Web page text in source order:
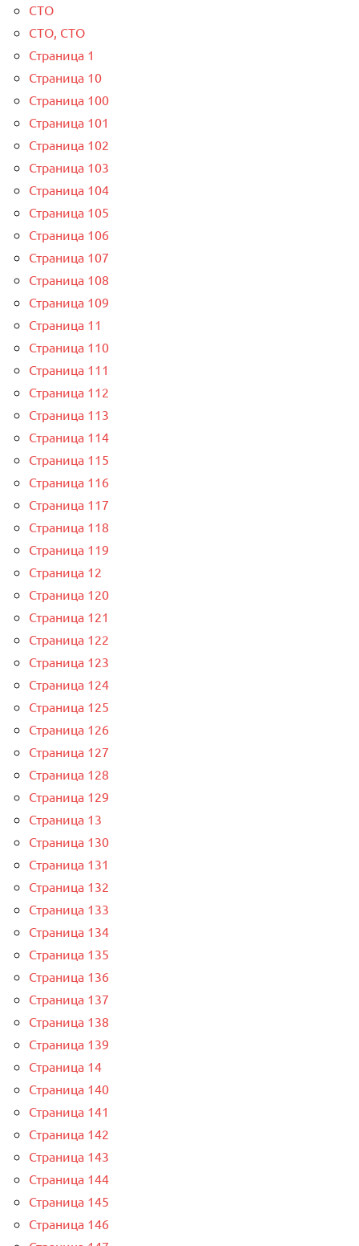
СТО
СТО, СТО
Страница 1
Страница 10
Страница 100
Страница 101
Страница 102
Страница 103
Страница 104
Страница 105
Страница 106
Страница 107
Страница 108
Страница 109
Страница 11
Страница 110
Страница 111
Страница 112
Страница 113
Страница 114
Страница 115
Страница 116
Страница 117
Страница 118
Страница 119
Страница 12
Страница 120
Страница 121
Страница 122
Страница 123
Страница 124
Страница 125
Страница 126
Страница 127
Страница 128
Страница 129
Страница 13
Страница 130
Страница 131
Страница 132
Страница 133
Страница 134
Страница 135
Страница 136
Страница 137
Страница 138
Страница 139
Страница 14
Страница 140
Страница 141
Страница 142
Страница 143
Страница 144
Страница 145
Страница 146